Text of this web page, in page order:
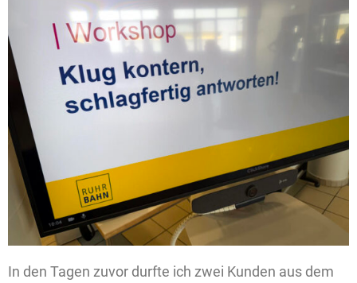
In den Tagen zuvor durfte ich zwei Kunden aus dem